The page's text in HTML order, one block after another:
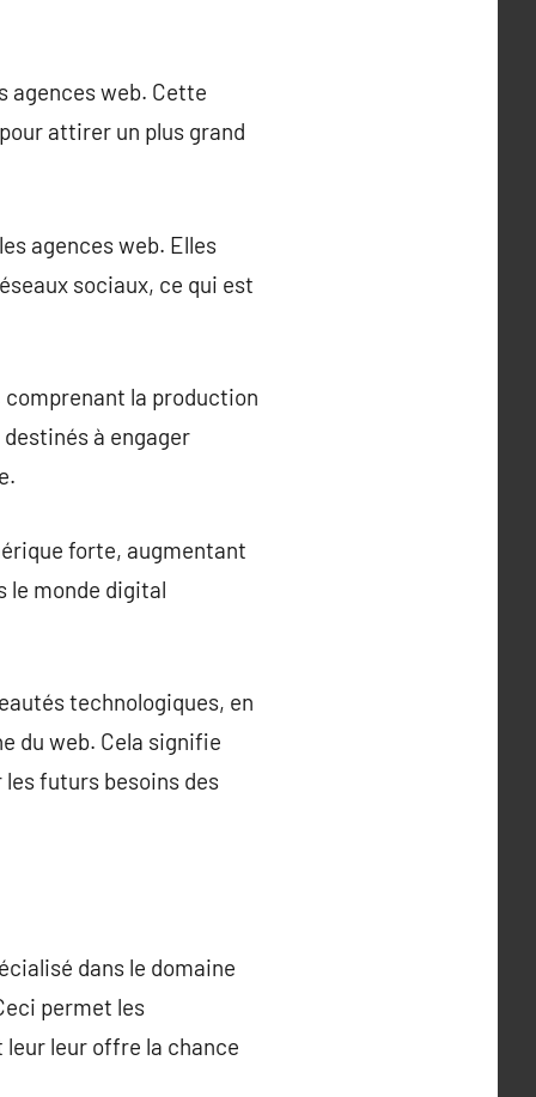
agences web. Cette
attirer un plus grand
agences web. Elles
sociaux, ce qui est
la production
à engager
forte, augmentant
le monde digital
technologiques, en
du web. Cela signifie
futurs besoins des
dans le domaine
permet les
leur offre la chance